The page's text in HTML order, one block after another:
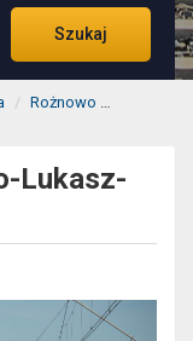
Szukaj
Rożnowo
Lukasz-